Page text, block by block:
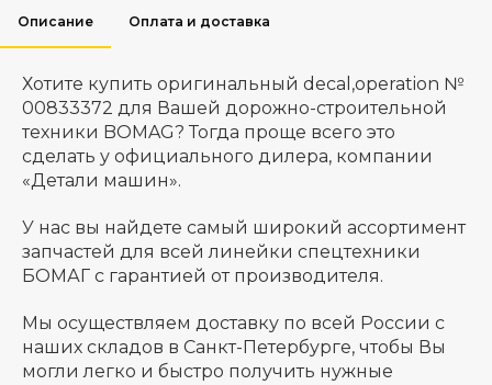
Описание Оплата и доставка
Хотите купить оригинальный decal,operation №
00833372 для Вашей дорожно-строительной
техники BOMAG? Тогда проще всего это
сделать у официального дилера, компании
«Детали машин».
У нас вы найдете самый широкий ассортимент
запчастей для всей линейки спецтехники
БОМАГ с гарантией от производителя.
Мы осуществляем доставку по всей России с
наших складов в Санкт-Петербурге, чтобы Вы
могли легко и быстро получить нужные